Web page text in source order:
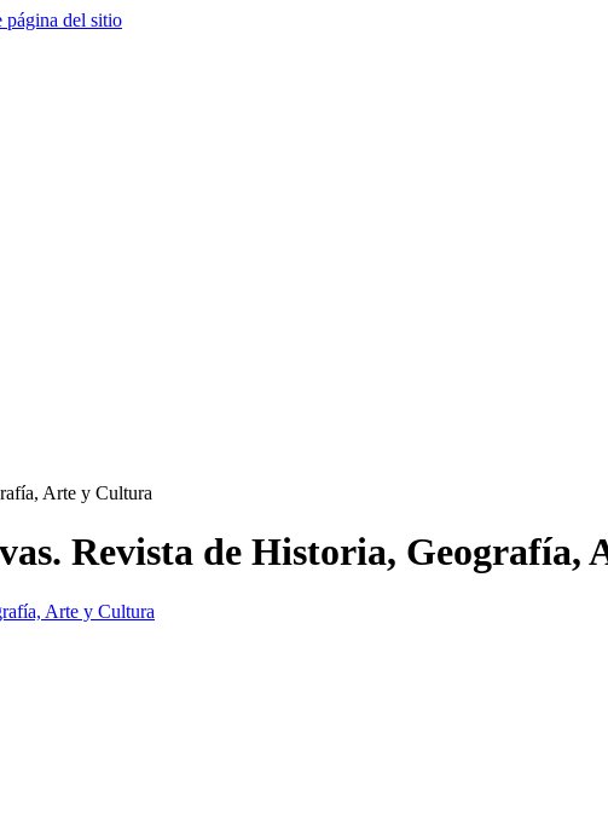
página del sitio
Arte y Cultura
Revista de Historia,